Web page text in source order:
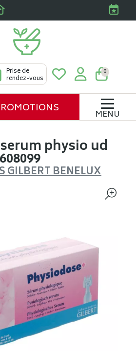
Pharmacies Clabots &
Prise de
rendez-vous
0
MENU
physio ud
GILBERT BENELUX